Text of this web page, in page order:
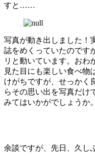
すと……
写真が動き出しました！
誌をめくっていたのです
リと動いています。おわ
見た目にも楽しい食べ物
けがちですが、せっかく
らその思い出を写真だけ
みてはいかがでしょうか。
余談ですが、先日、久し